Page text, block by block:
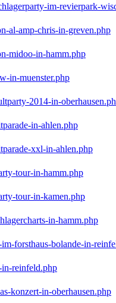
im-revierpark-
al-amp-chris-in-greven.php
midoo-in-hamm.php
in-muenster.php
2014-in-
in-ahlen.php
xxl-in-ahlen.php
tour-in-hamm.php
tour-in-kamen.php
in-hamm.php
forsthaus-bolande-in-
reinfeld.php
konzert-in-oberhausen.php